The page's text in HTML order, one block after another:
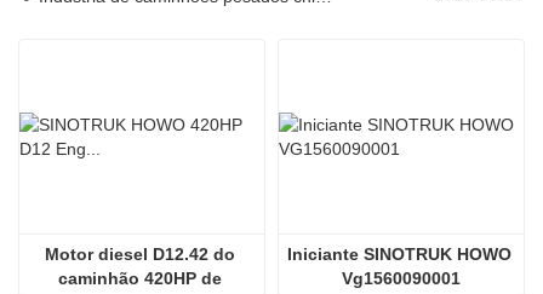
Motor diesel D12.42 do
caminhão 420HP de
Iniciante SINOTRUK HOWO
Vg1560090001